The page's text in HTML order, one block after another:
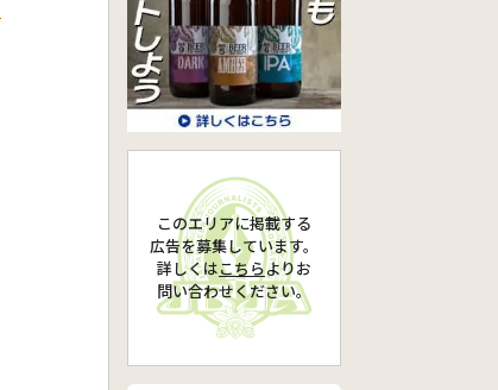
このエリアに掲載する
広告を募集しています。
詳しくは こちらより お
問い合わせください。